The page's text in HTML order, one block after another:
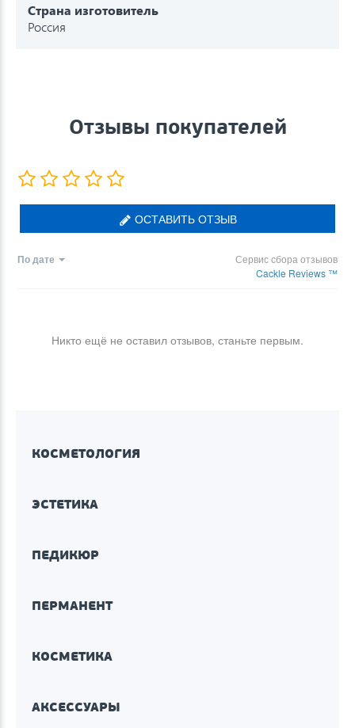
Страна изготовитель
Россия
Отзывы покупателей
ОСТАВИТЬ ОТЗЫВ
По дате
Сервис сбора отзывов
Cackle Reviews ™
Никто ещё не оставил отзывов, станьте первым.
КОСМЕТОЛОГИЯ
ЭСТЕТИКА
ПЕДИКЮР
ПЕРМАНЕНТ
КОСМЕТИКА
АКСЕССУАРЫ